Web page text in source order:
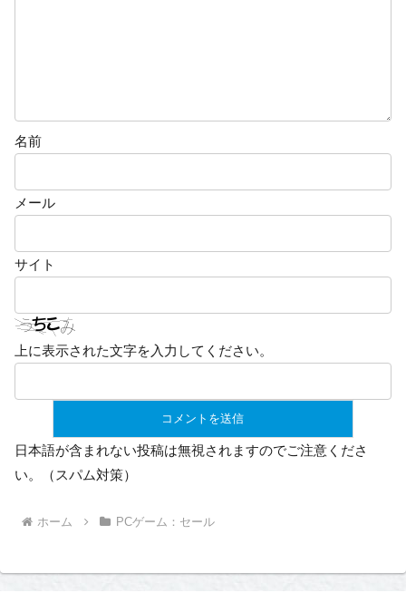
名前
メール
サイト
上に表示された文字を入力してください。
日本語が含まれない投稿は無視されますのでご注意くださ
い。（スパム対策）
ホーム PCゲーム：セール